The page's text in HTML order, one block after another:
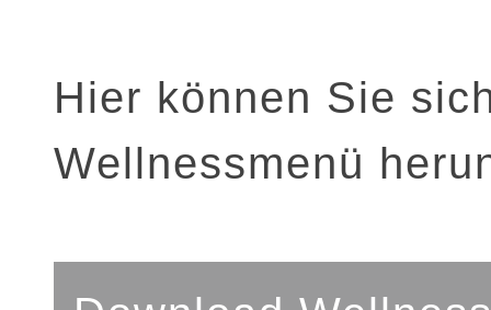
Hier können Sie
Wellnessmenü